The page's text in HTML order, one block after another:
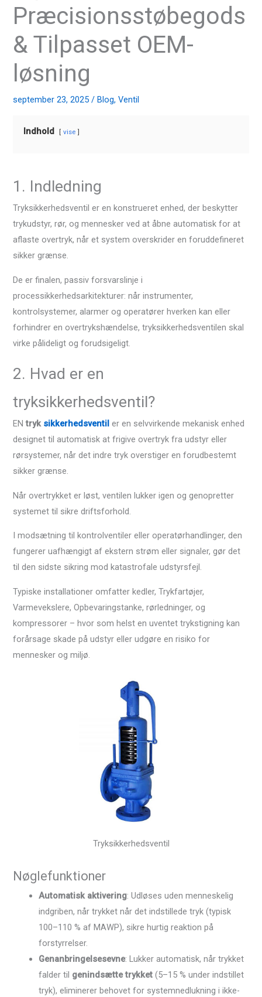
Præcisionsstøbegods
& Tilpasset OEM-
løsning
september 23, 2025/Blog,Ventil
Indhold vise
1. Indledning
Tryksikkerhedsventil er en konstrueret enhed, der beskytter
trykudstyr, rør, og mennesker ved at åbne automatisk for at
aflaste overtryk, når et system overskrider en foruddefineret
sikker grænse.
De er finalen, passiv forsvarslinje i
processikkerhedsarkitekturer: når instrumenter,
kontrolsystemer, alarmer og operatører hverken kan eller
forhindrer en overtrykshændelse, tryksikkerhedsventilen skal
virke pålideligt og forudsigeligt.
2. Hvad er en
tryksikkerhedsventil?
ENtryk sikkerhedsventil er en selvvirkende mekanisk enhed
designet til automatisk at frigive overtryk fra udstyr eller
rørsystemer, når det indre tryk overstiger en forudbestemt
sikker grænse.
Når overtrykket er løst, ventilen lukker igen og genopretter
systemet til sikre driftsforhold.
I modsætning til kontrolventiler eller operatørhandlinger, den
fungerer uafhængigt af ekstern strøm eller signaler, gør det
til den sidste sikring mod katastrofale udstyrsfejl.
Typiske installationer omfatter kedler, Trykfartøjer,
Varmevekslere, Opbevaringstanke, rørledninger, og
kompressorer – hvor som helst en uventet trykstigning kan
forårsage skade på udstyr eller udgøre en risiko for
mennesker og miljø.
Tryksikkerhedsventil
Nøglefunktioner
Automatisk aktivering: Udløses uden menneskelig
indgriben, når trykket når det indstillede tryk (typisk
100–110 % af MAWP), sikre hurtig reaktion på
forstyrrelser.
Genanbringelsesevne: Lukker automatisk, når trykket
falder til genindsætte trykket (5–15 % under indstillet
tryk), eliminerer behovet for systemnedlukning i ikke-